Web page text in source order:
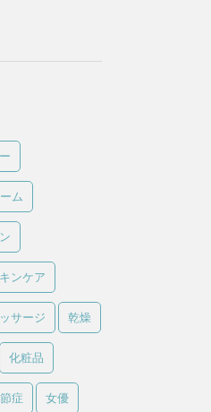
ム
ンケア
サージ 乾燥
化粧品
症 女優